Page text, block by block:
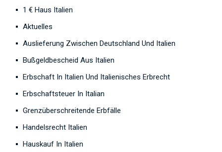
1 € Haus Italien
Aktuelles
Auslieferung Zwischen Deutschland Und Italien
Bußgeldbescheid Aus Italien
Erbschaft In Italien Und Italienisches Erbrecht
Erbschaftsteuer In Italian
Grenzüberschreitende Erbfälle
Handelsrecht Italien
Hauskauf In Italien